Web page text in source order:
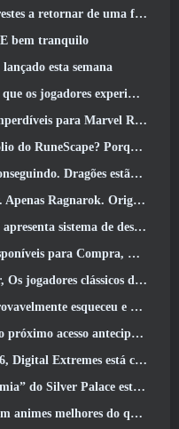
de uma forma chocante
bem tranquilo
esta semana
de Tyria antes que os Elder Dragons acordem
para Marvel Rivals
Porque um está a caminho
estão chegando a Albion Online
Origin Classic é lançado em julho 23
aos jogadores mais maneiras de aprimorar suas habilidades
com cinco dias de acesso antecipado
Legends não terão que pagar por skins clássicas
que fazem parte do Steam’s Train Fest
acesso antecipado do Aion 2
está compartilhando todos os painéis
Palace estão sendo enviados
do que os jogos de anime